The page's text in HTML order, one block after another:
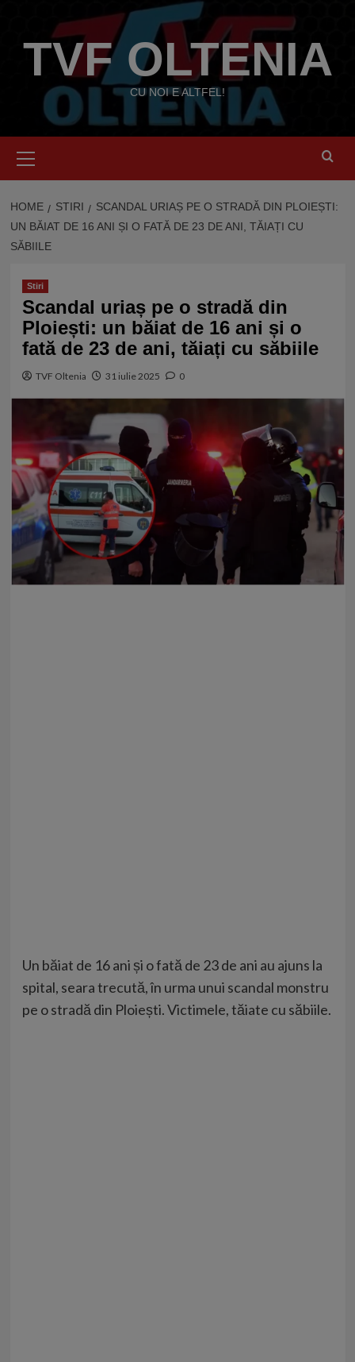
contentTVF OLTENIA
CU NOI E ALTFEL!
Menu
HOME STIRI
SCANDAL URIAȘ PE O STRADĂ DIN PLOIEȘTI:
UN BĂIAT DE 16 ANI ȘI O FATĂ DE 23 DE ANI, TĂIAȚI CU
SĂBIILE
Stiri
Scandal uriaș pe o stradă din
Ploiești: un băiat de 16 ani și o
fată de 23 de ani, tăiați cu săbiile
TVF Oltenia 31 iulie 2025 0
Un băiat de 16 ani și o fată de 23 de ani au ajuns la
spital, seara trecută, în urma unui scandal monstru
pe o stradă din Ploiești. Victimele, tăiate cu săbiile.